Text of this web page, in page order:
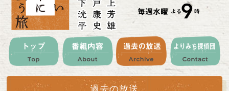
視聴方法 4K放送
イベント ショッピング
公式SNS プレゼント
ご意見・ご感想 会社情報
過去の放送